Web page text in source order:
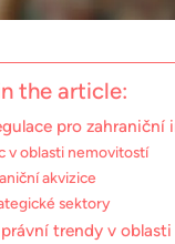
the article:
pro zahraniční
v oblasti nemovitostí
akvizice
sektory
trendy v